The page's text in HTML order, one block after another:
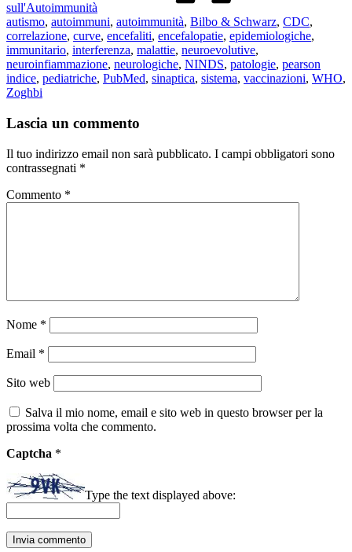
sull'Autoimmunità
autismo, autoimmuni, autoimmunità, Bilbo & Schwarz, CDC,
correlazione, curve, encefaliti, encefalopatie, epidemiologiche,
immunitario, interferenza, malattie, neuroevolutive,
neuroinfiammazione, neurologiche, NINDS, patologie, pearson
indice, pediatriche, PubMed, sinaptica, sistema, vaccinazioni, WHO,
Zoghbi
Lascia un commento
Il tuo indirizzo email non sarà pubblicato. I campi obbligatori sono
contrassegnati *
Commento *
Nome *
Email *
Sito web
Salva il mio nome, email e sito web in questo browser per la
prossima volta che commento.
Captcha *
Type the text displayed above: